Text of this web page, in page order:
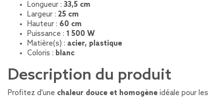
Longueur : 33,5 cm
Largeur : 25 cm
Hauteur : 60 cm
Puissance : 1 500 W
Matière(s) : acier, plastique
Coloris : blanc
Description du produit
Profitez d'une chaleur douce et homogène idéale pour les